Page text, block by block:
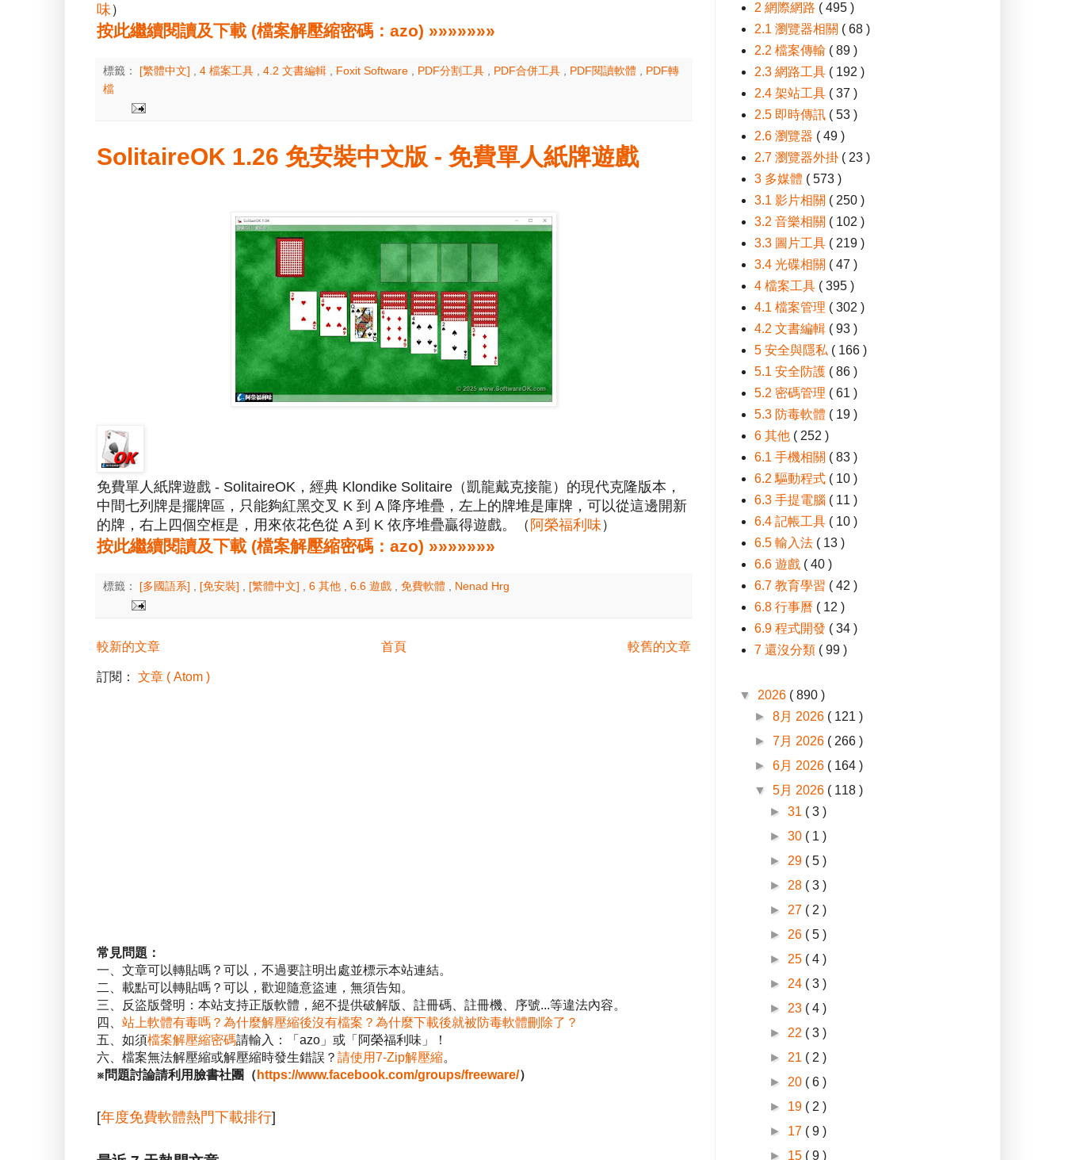
味 ）
按此繼續閱讀及下載 (檔案解壓縮密碼：azo) »»»»»»»
標籤： [繁體中文] 4 檔案工具 4.2 文書編輯 Foxit Software PDF分割工具 PDF合併工具 PDF閱讀軟體
PDF轉
檔
SolitaireOK 1.26 免安裝中文版 - 免費單人紙牌遊戲
免費單人紙牌遊戲 - SolitaireOK，經典 Klondike Solitaire（凱龍戴克接龍）的現代克隆版本，
中間七列牌是擺牌區，只能夠紅黑交叉 K 到 A 降序堆疊，左上的牌堆是庫牌，可以從這邊開新
的牌，右上四個空框是，用來依花色從 A 到 K 依序堆疊贏得遊戲。（ 阿榮福利味 ）
按此繼續閱讀及下載 (檔案解壓縮密碼：azo) »»»»»»»
標籤： [多國語系] , [免安裝] , [繁體中文] , 6 其他 , 6.6 遊戲 , 免費軟體 , Nenad Hrg
較新的文章 較舊的文章
首頁
訂閱： 文章 ( Atom )
常見問題：
一、文章可以轉貼嗎？可以，不過要註明出處並標示本站連結。
二、載點可以轉貼嗎？可以，歡迎隨意盜連，無須告知。
三、反盜版聲明：本站支持正版軟體，絕不提供破解版、註冊碼、註冊機、序號...等違法內容。
四、 站上軟體有毒嗎？為什麼解壓縮後沒有檔案？為什麼下載後就被防毒軟體刪除了？
五、如須檔案解壓縮密碼請輸入：「azo」或「阿榮福利味」！
六、檔案無法解壓縮或解壓縮時發生錯誤？ 請使用7-Zip解壓縮。
※問題討論請利用臉書社團（ https://www.facebook.com/groups/freeware/）
[年度免費軟體熱門下載排行]
2 網際網路 ( 495 )
2.1 瀏覽器相關 ( 68 )
2.2 檔案傳輸 ( 89 )
2.3 網路工具 ( 192 )
2.4 架站工具 ( 37 )
2.5 即時傳訊 ( 53 )
2.6 瀏覽器 ( 49 )
2.7 瀏覽器外掛 ( 23 )
3 多媒體 ( 573 )
3.1 影片相關 ( 250 )
3.2 音樂相關 ( 102 )
3.3 圖片工具 ( 219 )
3.4 光碟相關 ( 47 )
4 檔案工具 ( 395 )
4.1 檔案管理 ( 302 )
4.2 文書編輯 ( 93 )
5 安全與隱私 ( 166 )
5.1 安全防護 ( 86 )
5.2 密碼管理 ( 61 )
5.3 防毒軟體 ( 19 )
6 其他 ( 252 )
6.1 手機相關 ( 83 )
6.2 驅動程式 ( 10 )
6.3 手提電腦 ( 11 )
6.4 記帳工具 ( 10 )
6.5 輸入法 ( 13 )
6.6 遊戲 ( 40 )
6.7 教育學習 ( 42 )
6.8 行事曆 ( 12 )
6.9 程式開發 ( 34 )
7 還沒分類 ( 99 )
▼ 2026 ( 890 )
►8月 2026 ( 121 )
►7月 2026 ( 266 )
►6月 2026 ( 164 )
▼5月 2026 ( 118 )
►31 ( 3 )
►30 ( 1 )
► 29 ( 5 )
► 28 ( 3 )
► 27 ( 2 )
► 26 ( 5 )
► 25 ( 4 )
► 24 ( 3 )
► 23 ( 4 )
► 22 ( 3 )
► 21 ( 2 )
► 20 ( 6 )
► 19 ( 2 )
► 17 ( 9 )
► 15 ( 9 )